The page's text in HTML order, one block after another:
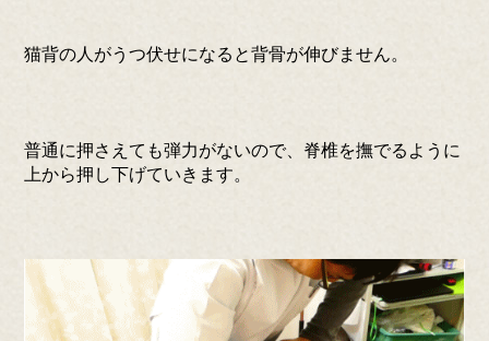
猫背の人がうつ伏せになると背骨が伸びません。
普通に押さえても弾力がないので、脊椎を撫でるように
上から押し下げていきます。